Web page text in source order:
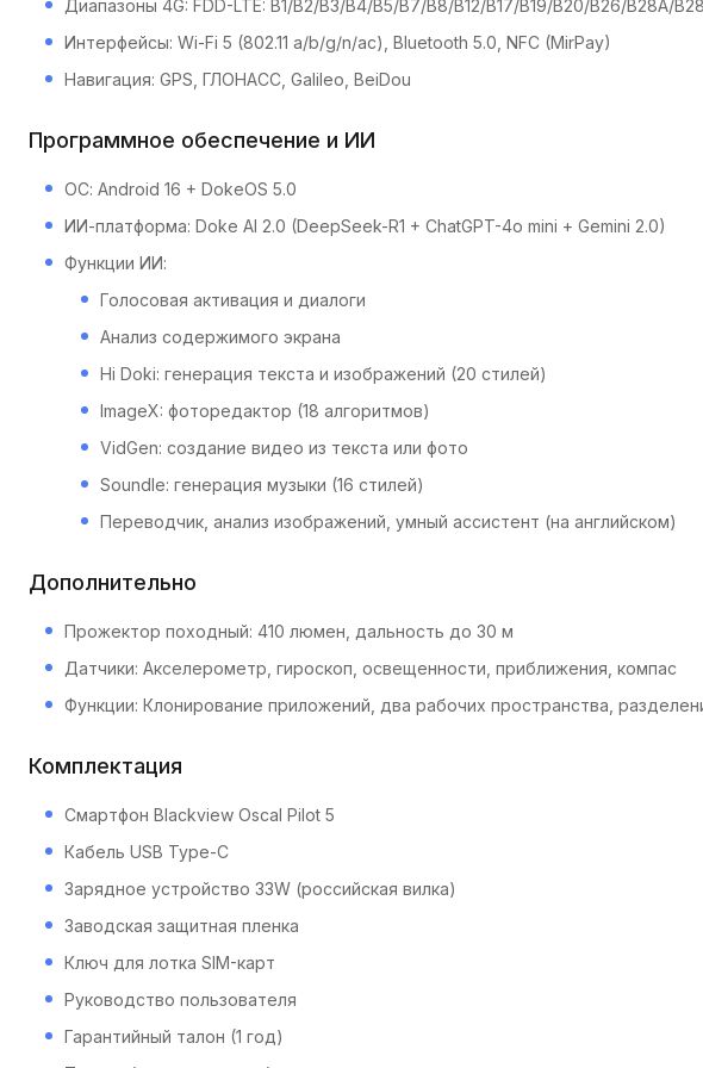
Диапазоны 4G: FDD-LTE: B1/B2/B3/B4/B5/B7/B8/B12/B17/B19/B20/B26/B28A/
Интерфейсы: Wi-Fi 5 (802.11 a/b/g/n/ac), Bluetooth 5.0, NFC (MirPay)
Навигация: GPS, ГЛОНАСС, Galileo, BeiDou
Программное обеспечение и ИИ
ОС: Android 16 + DokeOS 5.0
ИИ-платформа: Doke AI 2.0 (DeepSeek-R1 + ChatGPT-4o mini + Gemini 2.0)
Функции ИИ:
Голосовая активация и диалоги
Анализ содержимого экрана
Hi Doki: генерация текста и изображений (20 стилей)
ImageX: фоторедактор (18 алгоритмов)
VidGen: создание видео из текста или фото
Soundle: генерация музыки (16 стилей)
Переводчик, анализ изображений, умный ассистент (на английском)
Дополнительно
Прожектор походный: 410 люмен, дальность до 30 м
Датчики: Акселерометр, гироскоп, освещенности, приближения, компас
Функции: Клонирование приложений, два рабочих пространства,
Комплектация
Смартфон Blackview Oscal Pilot 5
Кабель USB Type-C
Зарядное устройство 33W (российская вилка)
Заводская защитная пленка
Ключ для лотка SIM-карт
Руководство пользователя
Гарантийный талон (1 год)